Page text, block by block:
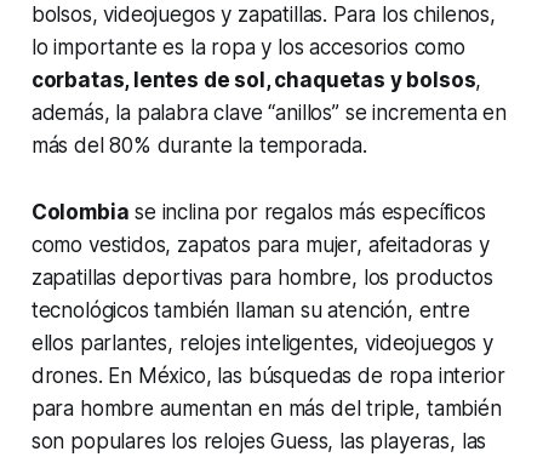
bolsos, videojuegos y zapatillas. Para los chilenos,
lo importante es la ropa y los accesorios como
corbatas, lentes de sol, chaquetas y bolsos,
además, la palabra clave “anillos” se incrementa en
más del 80% durante la temporada.
Colombia se inclina por regalos más específicos
como vestidos, zapatos para mujer, afeitadoras y
zapatillas deportivas para hombre, los productos
tecnológicos también llaman su atención, entre
ellos parlantes, relojes inteligentes, videojuegos y
drones. En México, las búsquedas de ropa interior
para hombre aumentan en más del triple, también
son populares los relojes Guess, las playeras, las